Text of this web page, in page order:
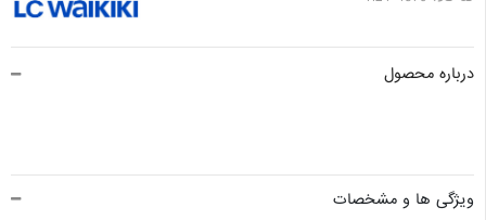
درباره محصول
ویژگی ها و مشخصات